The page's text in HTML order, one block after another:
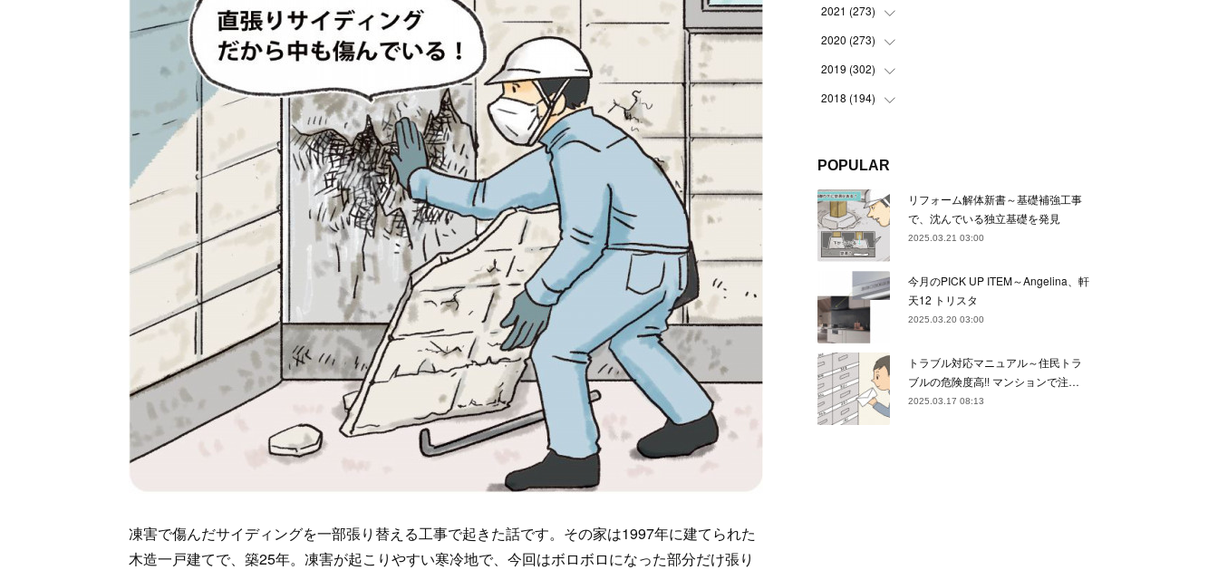
凍害で傷んだサイディングを一部張り替える工事で起きた話です。その家は1997年に建てられた
木造一戸建てで、築25年。凍害が起こりやすい寒冷地で、今回はボロボロになった部分だけ張り
(23
(22
(23
(24
(22)
(22 )
(25)
(23
(23
(21
(24
(21)
(24)
(21)
(23)
(23
(23
(22
(23
(23)
(22)
(24)
(21)
2021 (273)
(24
(23
(22
(23)
(22)
(23)
(24)
(22
2020 (273)
(24
(22
(24)
(24)
(23)
(21)
(
(21)
24)
2019 (302)
(23
(21)
(27)
(22)
(33)
( 28
(31)
27)
(21)
2018 (194)
(32
(36)
)
(34)
( 8
POPULAR
リフォーム解体新書～基礎補強工事
で、沈んでいる独立基礎を発見
2025.03.21 03:00
今月のPICK UP ITEM～Angelina、軒
天12 トリスタ
2025.03.20 03:00
トラブル対応マニュアル～住民トラ
ブルの危険度高!! マンションで注…
2025.03.17 08:13